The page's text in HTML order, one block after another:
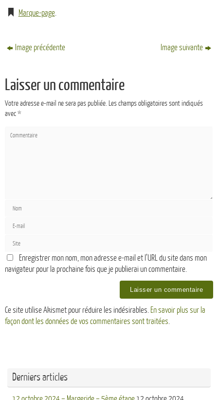
Marque-page.
Image précédente Image suivante
Laisser un commentaire
Votre adresse e-mail ne sera pas publiée. Les champs obligatoires sont indiqués
avec*
Enregistrer mon nom, mon adresse e-mail et l’URL du site dans mon
navigateur pour la prochaine fois que je publierai un commentaire.
Ce site utilise Akismet pour réduire les indésirables. En savoir plus sur la
façon dont les données de vos commentaires sont traitées.
Derniers articles